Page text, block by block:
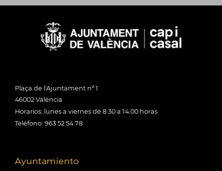
Plaça de l'Ajuntament nº 1
46002 València
Horarios: lunes a viernes de 8:30 a 14:00 horas
Teléfono: 963 52 54 78
Ayuntamiento